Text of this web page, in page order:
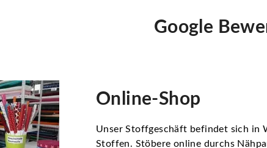
Google
Online-Shop
Unser Stoffgeschäft befindet sich in
Stoffen. Stöbere online durchs